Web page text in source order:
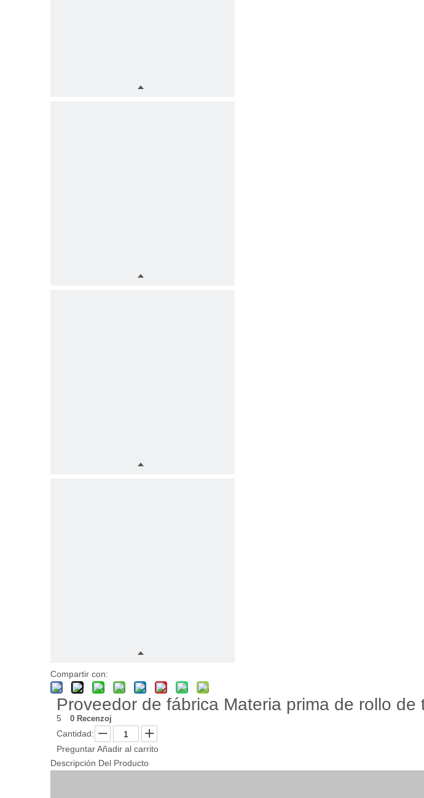
Compartir con:
Proveedor de fábrica Materia prima de rollo
5 0 Recenzoj
Cantidad:
PreguntarAñadir al carrito
Descripción Del Producto